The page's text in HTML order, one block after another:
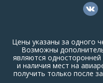
Цены указаны за одного
Возможны
являются
и наличия мест на
получить только после